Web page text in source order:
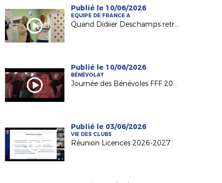
Publié le 10/06/2026
EQUIPE DE FRANCE A
Quand Didiier Deschamps retrouve ses racines nantaises...
Publié le 10/06/2026
BÉNÉVOLAT
Journée des Bénévoles FFF 2026
Publié le 03/06/2026
VIE DES CLUBS
Réunion Licences 2026-2027